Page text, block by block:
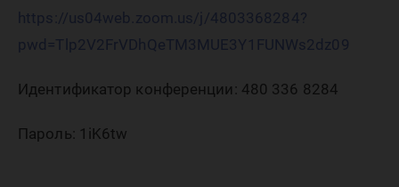
https://us04web.zoom.us/j/4803368284?
pwd=Tlp2V2FrVDhQeTM3MUE3Y1FUNWs2dz09
Идентификатор конференции: 480 336 8284
Пароль: 1iK6tw